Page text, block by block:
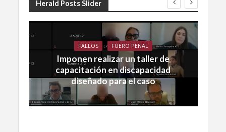
Herald Posts Slider
FALLOS FUERO PENAL
Imponen realizar un taller de
capacitación en discapacidad
diseñado para el caso